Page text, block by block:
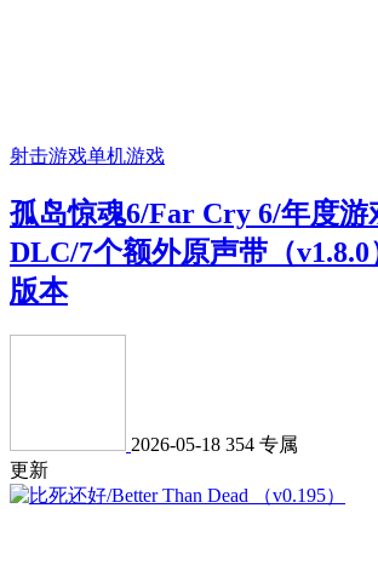
射击游戏单机游戏
孤岛惊魂6/Far Cry 6/年度游
DLC/7个额外原声带（
版本
2026-05-18 354 专属
更新